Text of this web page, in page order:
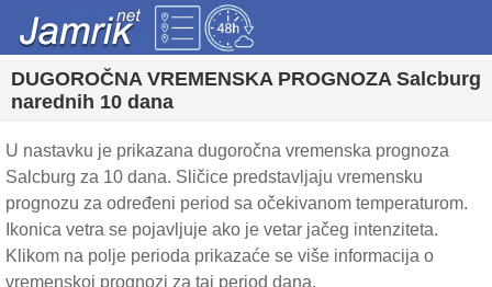
DUGOROČNA VREMENSKA PROGNOZA Salcburg
narednih 10 dana
U nastavku je prikazana dugoročna vremenska prognoza
Salcburg za 10 dana. Sličice predstavljaju vremensku
prognozu za određeni period sa očekivanom temperaturom.
Ikonica vetra se pojavljuje ako je vetar jačeg intenziteta.
Klikom na polje perioda prikazaće se više informacija o
vremenskoj prognozi za taj period dana.